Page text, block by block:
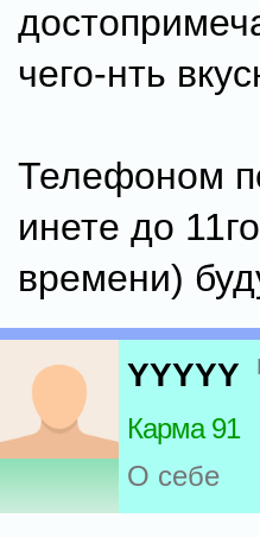
чего-нть
Телефоном
инете до
времени)
YYYYY
Карма 91
О себе